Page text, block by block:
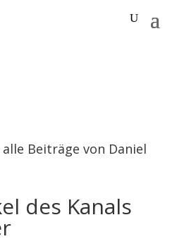
Beiträge von Daniel
des Kanals